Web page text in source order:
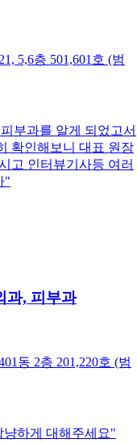
5,6층 501,601호 (범
부과를 알게 되었고서
확인해보니 대표 원장
고 인터뷰기사등 여러
"
과, 피부과
동 2층 201,220호 (범
하게 대해주세요"